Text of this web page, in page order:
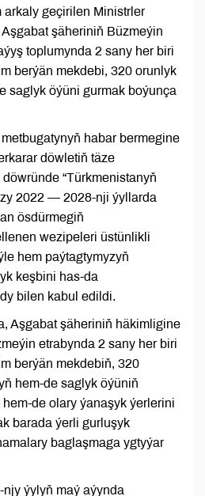
geçirilen Ministrler
şäheriniň Büzmeýin
toplumynda 2 sany her biri
berýän mekdebi, 320 orunlyk
saglyk öýüni gurmak boýunça
habar bermegine
döwletiň täze
“Türkmenistanyň
2022 — 2028-nji ýyllarda
ösdürmegiň
wezipeleri üstünlikli
hem paýtagtymyzyň
keşbini has-da
bilen kabul edildi.
Aşgabat şäheriniň häkimligine
etrabynda 2 sany her biri
berýän mekdebiň, 320
hem-de saglyk öýüniň
de olary ýanaşyk ýerlerini
barada ýerli gurluşyk
baglaşmaga ygtyýar
ýylyň maý aýynda